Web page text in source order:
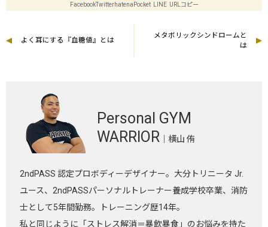
FacebookTwitterhatena Pocket LINE URLコピー
よく耳にする『血糖値』とは
メタボリックシンドロームと
は
Personal GYM
WARRIOR ｜横山 侑
2ndPASS 認定プロボディーデザイナー。大分トリニータ Jr.
ユース、2ndPASSパーソナルトレーナー養成学校卒業、消防
士として5年間勤務。トレーニング歴14年。
私と同じように「ストレス解消＝暴飲暴食」のお悩みを持た